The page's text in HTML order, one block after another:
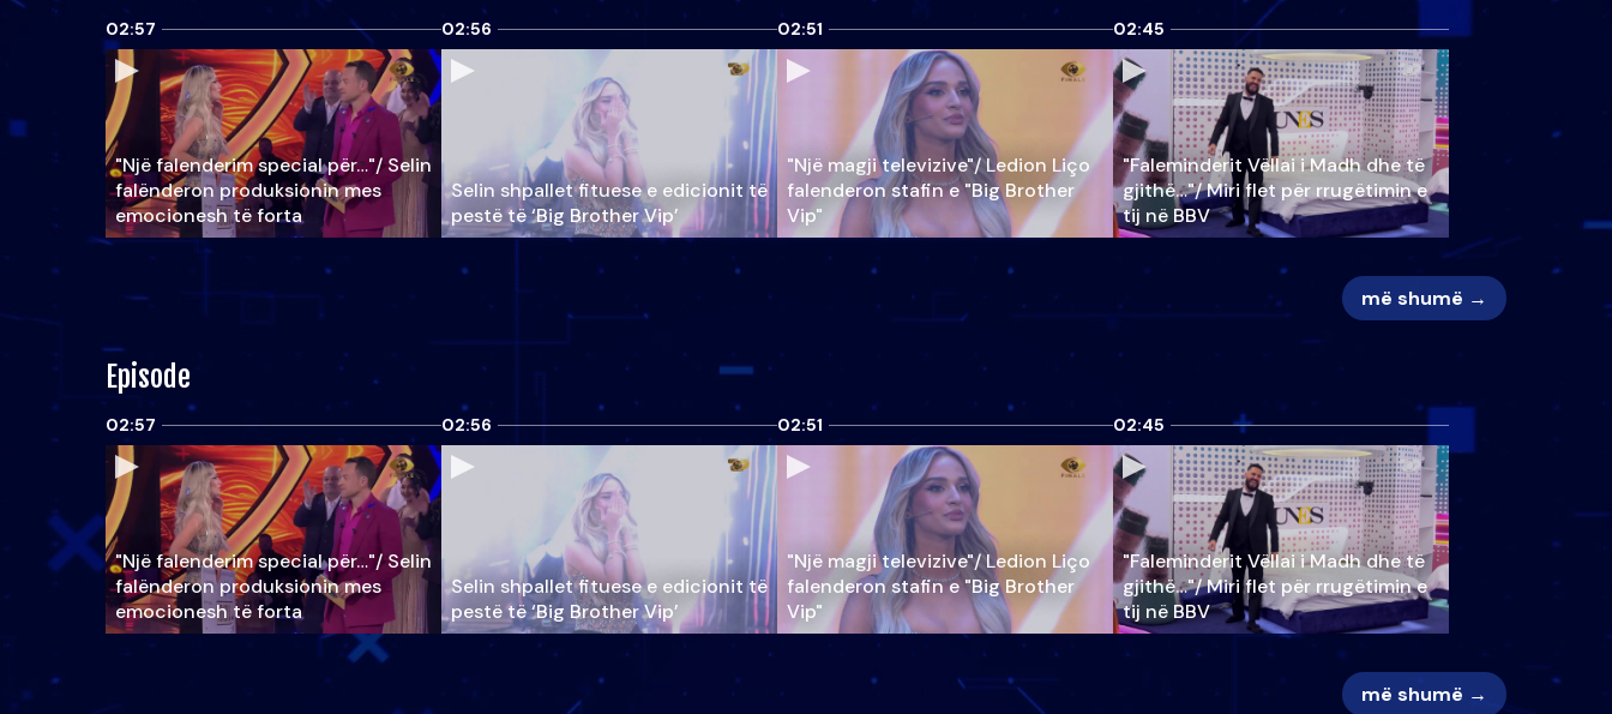
02:57
"Një falenderim special për…"/ Selin
falënderon produksionin mes
emocionesh të forta
02:56
Selin shpallet fituese e edicionit të
pestë të ‘Big Brother Vip’
02:51
"Një magji televizive"/ Ledion Liço
falenderon stafin e "Big Brother
Vip"
02:45
"Faleminderit Vëllai i Madh dhe të
gjithë…"/ Miri flet për rrugëtimin e
tij në BBV
më shumë →
Episode
02:57
"Një falenderim special për…"/ Selin
falënderon produksionin mes
emocionesh të forta
02:56
Selin shpallet fituese e edicionit të
pestë të ‘Big Brother Vip’
02:51
"Një magji televizive"/ Ledion Liço
falenderon stafin e "Big Brother
Vip"
02:45
"Faleminderit Vëllai i Madh dhe të
gjithë…"/ Miri flet për rrugëtimin e
tij në BBV
më shumë →